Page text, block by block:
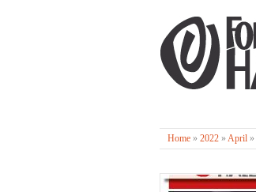
Home » 2022 »April »